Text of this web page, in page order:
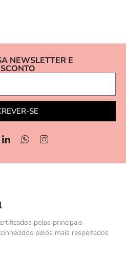
NEWSLETTER E
SE
pelas principais
pelos mais respeitados